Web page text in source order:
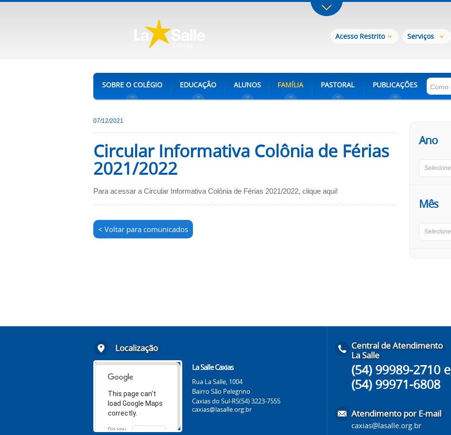
Acesso Restrito Serviços
SOBRE O COLÉGIO EDUCAÇÃO ALUNOS FAMÍLIA PASTORAL PUBLICAÇÕES
07/12/2021
Circular Informativa Colônia de Férias
2021/2022
Para acessar a Circular Informativa Colônia de Férias 2021/2022, clique aqui!
< Voltar para comunicados
Ano
Selecione
Mês
Selecione
Localização
This page can't
load Google Maps
correctly.
Do you
La Salle Caxias
Rua La Salle, 1004
Bairro São Pelegrino
Caxias do Sul-RS(54) 3223-7555
caxias@lasalle.org.br
Central de Atendimento
La Salle
(54) 99989-2710 e
(54) 99971-6808
Atendimento por E-mail
caxias@lasalle.org.br